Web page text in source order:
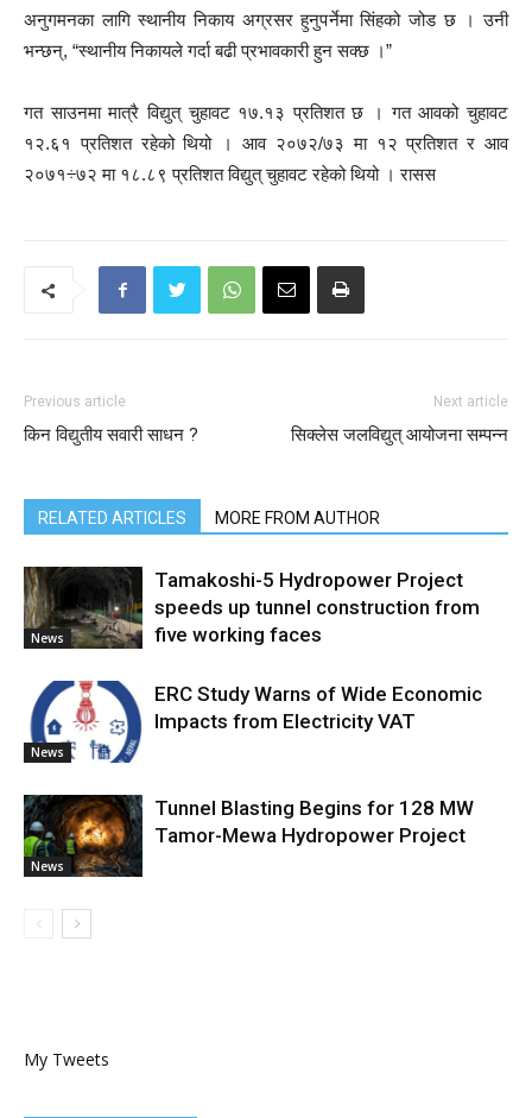
अनुगमनका लागि स्थानीय निकाय अग्रसर हुनुपर्नेमा सिंहको जोड छ । उनी
भन्छन्, “स्थानीय निकायले गर्दा बढी प्रभावकारी हुन सक्छ ।”
गत साउनमा मात्रै विद्युत् चुहावट १७.१३ प्रतिशत छ । गत आवको चुहावट
१२.६१ प्रतिशत रहेको थियो । आव २०७२/७३ मा १२ प्रतिशत र आव
२०७१÷७२ मा १८.८९ प्रतिशत विद्युत् चुहावट रहेको थियो । रासस
Previous article
किन विद्युतीय सवारी साधन ?
Next article
सिक्लेस जलविद्युत् आयोजना सम्पन्न
RELATED ARTICLES MORE FROM AUTHOR
News
Tamakoshi-5 Hydropower Project
speeds up tunnel construction from
five working faces
News
ERC Study Warns of Wide Economic
Impacts from Electricity VAT
News
Tunnel Blasting Begins for 128 MW
Tamor-Mewa Hydropower Project
My Tweets